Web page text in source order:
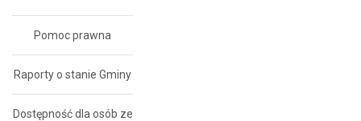
Pomoc prawna
Raporty o stanie Gminy
Dostępność dla osób ze